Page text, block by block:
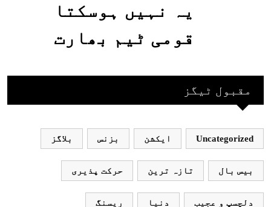
یہ نہیں ہوسکتا
قومی ٹیم بھارت
بھارتی ٹیم پاکستانمقبول ٹیگز
Uncategorized ایکشن بزنس بلاگز
بیس بال تازہ ترین حرکت پذیری
دلچسپ و عجیب دنیا ریسنگ